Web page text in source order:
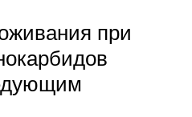
при